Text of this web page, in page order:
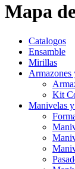
Mapa
Catalogos
Ensamble
Mirillas
Armazones
Kit
Manivelas